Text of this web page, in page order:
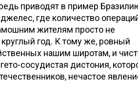
приводят в пример
где количество
жителям просто не
год. К тому же, ровный
нашим широтам, и
сосудистая дистония,
нечастое